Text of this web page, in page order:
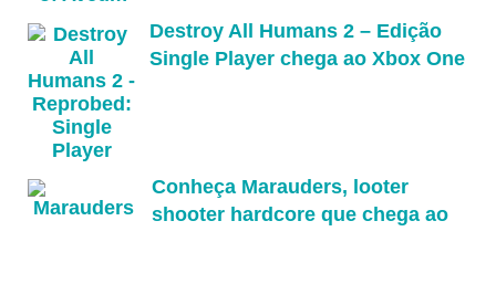
Destroy All Humans 2 – Edição
Single Player chega ao Xbox One
Conheça Marauders, looter
shooter hardcore que chega ao